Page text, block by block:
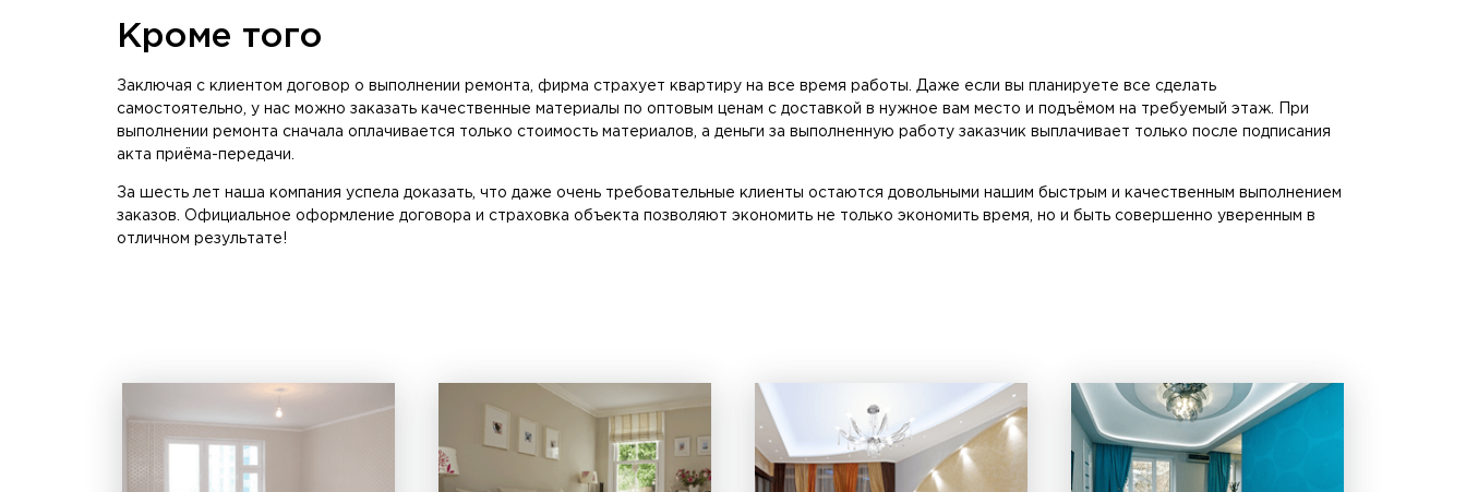
Кроме того
Заключая с клиентом договор о выполнении ремонта, фирма страхует квартиру на все время работы. Даже если вы планируете все сделать
самостоятельно, у нас можно заказать качественные материалы по оптовым ценам с доставкой в нужное вам место и подъёмом на требуемый этаж. При
выполнении ремонта сначала оплачивается только стоимость материалов, а деньги за выполненную работу заказчик выплачивает только после подписания
акта приёма-передачи.
За шесть лет наша компания успела доказать, что даже очень требовательные клиенты остаются довольными нашим быстрым и качественным выполнением
заказов. Официальное оформление договора и страховка объекта позволяют экономить не только экономить время, но и быть совершенно уверенным в
отличном результате!